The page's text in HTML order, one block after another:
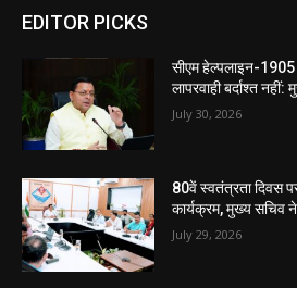
EDITOR PICKS
सीएम हेल्पलाइन-
लापरवाही बर्दाश्त नहीं:
July 30, 2026
80वें स्वतंत्रता दिवस
कार्यक्रम, मुख्य सचिव ने
July 29, 2026